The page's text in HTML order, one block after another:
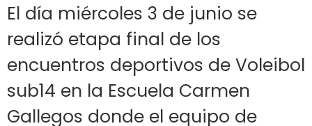
El día miércoles 3 de junio se
realizó etapa final de los
encuentros deportivos de Voleibol
sub14 en la Escuela Carmen
Gallegos donde el equipo de